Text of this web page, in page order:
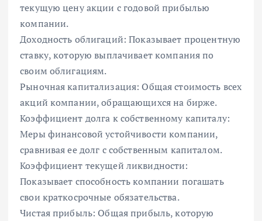
текущую цену акции с годовой прибылью
компании.
Доходность облигаций: Показывает процентную
ставку, которую выплачивает компания по
своим облигациям.
Рыночная капитализация: Общая стоимость всех
акций компании, обращающихся на бирже.
Коэффициент долга к собственному капиталу:
Меры финансовой устойчивости компании,
сравнивая ее долг с собственным капиталом.
Коэффициент текущей ликвидности:
Показывает способность компании погашать
свои краткосрочные обязательства.
Чистая прибыль: Общая прибыль, которую